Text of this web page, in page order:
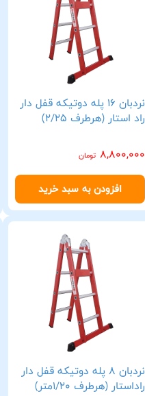
نردبان 16 پله دوتیکه قفل دار
راد استار (هرطرف 2/25)
8,800,000 تومان
افزودن به سبد خرید
نردبان 8 پله دوتیکه قفل دار
راداستار (هرطرف 1/20متر)